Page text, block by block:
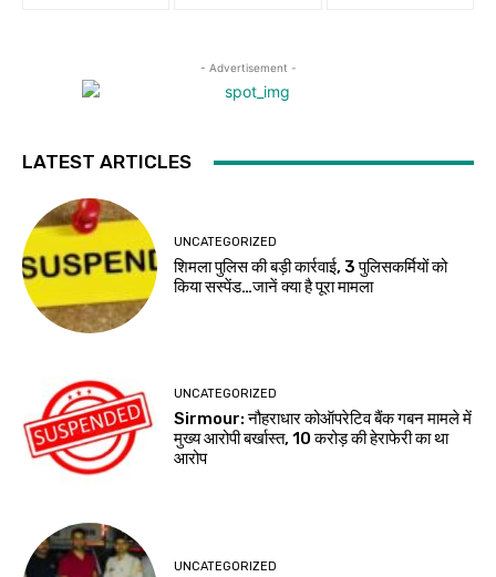
- Advertisement -
LATEST ARTICLES
UNCATEGORIZED
शिमला पुलिस की बड़ी कार्रवाई, 3 पुलिसकर्मियों को
किया सस्पेंड…जानें क्या है पूरा मामला
UNCATEGORIZED
Sirmour: नौहराधार कोऑपरेटिव बैंक गबन मामले में
मुख्य आरोपी बर्खास्त, 10 करोड़ की हेराफेरी का था
आरोप
UNCATEGORIZED